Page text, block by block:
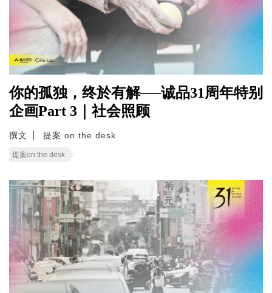
你的孤独，终於有解──诚品31周年特别
企画Part 3｜社会照顾
撰文 提案 on the desk
提案on the desk